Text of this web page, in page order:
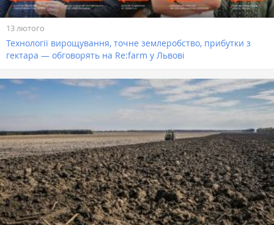
13 лютого
Технології вирощування, точне землеробство, прибутки з
гектара — обговорять на Re:farm у Львові